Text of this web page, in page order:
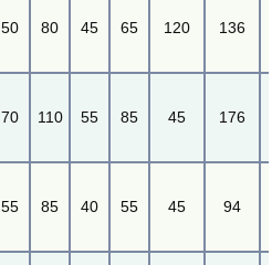
50 80 45 65 120 136
70 110 55 85 45 176
55 85 40 55 45 94